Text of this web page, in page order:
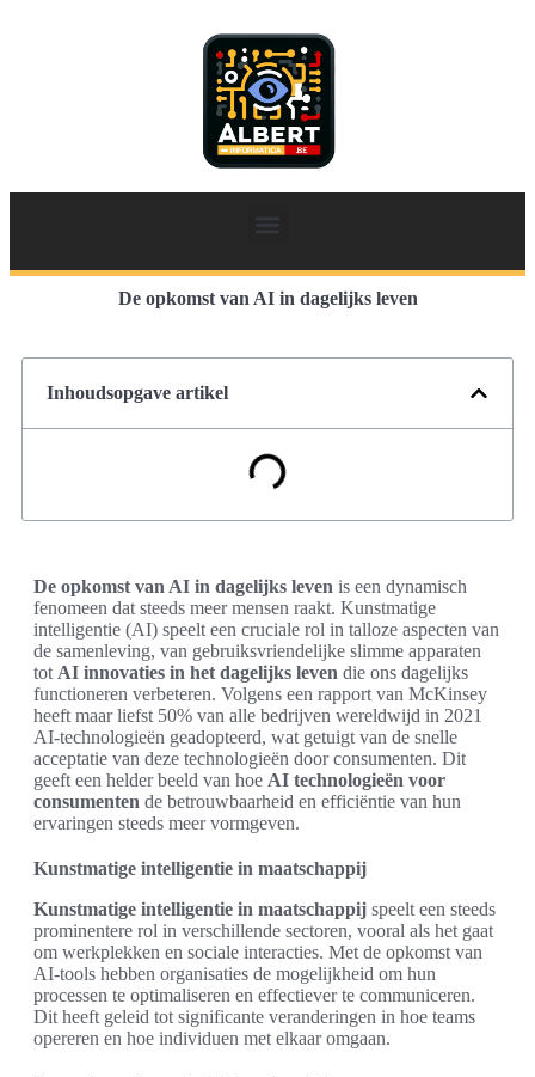
De opkomst van AI in dagelijks leven
Inhoudsopgave artikel
De opkomst van AI in dagelijks leven is een dynamisch
fenomeen dat steeds meer mensen raakt. Kunstmatige
intelligentie (AI) speelt een cruciale rol in talloze aspecten van
de samenleving, van gebruiksvriendelijke slimme apparaten
tot AI innovaties in het dagelijks leven die ons dagelijks
functioneren verbeteren. Volgens een rapport van McKinsey
heeft maar liefst 50% van alle bedrijven wereldwijd in 2021
AI-technologieën geadopteerd, wat getuigt van de snelle
acceptatie van deze technologieën door consumenten. Dit
geeft een helder beeld van hoe AI technologieën voor
consumenten de betrouwbaarheid en efficiëntie van hun
ervaringen steeds meer vormgeven.
Kunstmatige intelligentie in maatschappij
Kunstmatige intelligentie in maatschappij speelt een steeds
prominentere rol in verschillende sectoren, vooral als het gaat
om werkplekken en sociale interacties. Met de opkomst van
AI-tools hebben organisaties de mogelijkheid om hun
processen te optimaliseren en effectiever te communiceren.
Dit heeft geleid tot significante veranderingen in hoe teams
opereren en hoe individuen met elkaar omgaan.